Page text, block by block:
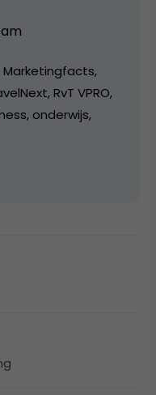
RvT VPRO,
onderwijs,